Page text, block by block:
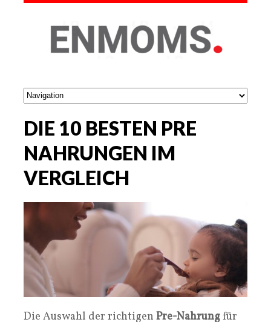
DIE 10 BESTEN PRE
NAHRUNGEN IM
VERGLEICH
Die Auswahl der richtigen Pre-Nahrungfür